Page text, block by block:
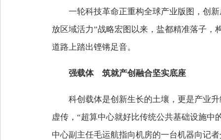
一轮科技革命正重构全球产业版图，创
放区域活力”战略宏图以来，盐都精准落子，
道路上踏出铿锵足音。
强载体 筑就产创融合坚实底座
科创载体是创新生长的土壤，更是产业
虚传，“超算中心就好比传统公共基础设施
中心副主任毛运航指向机房的一台机器向记